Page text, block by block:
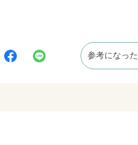
参考になった